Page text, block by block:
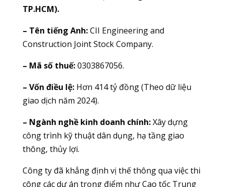
TP.HCM).
– Tên tiếng Anh:CII Engineering and
Construction Joint Stock Company.
– Mã số thuế:0303867056.
– Vốn điều lệ:Hơn 414 tỷ đồng (Theo dữ liệu
giao dịch năm 2024).
– Ngành nghề kinh doanh chính:Xây dựng
công trình kỹ thuật dân dụng, hạ tầng giao
thông, thủy lợi.
Công ty đã khẳng định vị thế thông qua việc thi
công các dự án trọng điểm như Cao tốc Trung